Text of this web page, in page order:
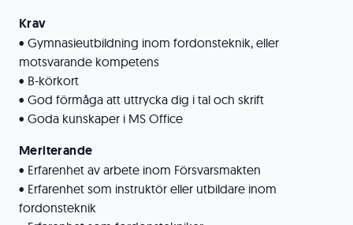
Krav
• Gymnasieutbildning inom fordonsteknik, eller
motsvarande kompetens
• B-körkort
• God förmåga att uttrycka dig i tal och skrift
• Goda kunskaper i MS Office
Meriterande
• Erfarenhet av arbete inom Försvarsmakten
• Erfarenhet som instruktör eller utbildare inom
fordonsteknik